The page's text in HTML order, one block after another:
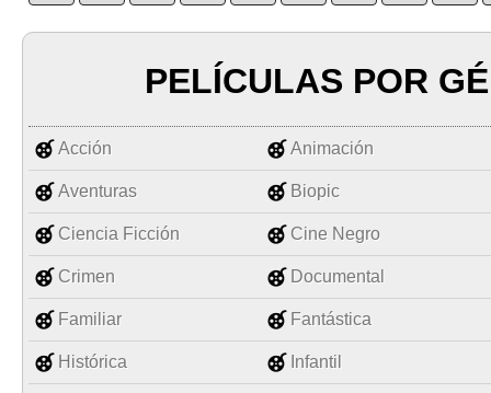
PELÍCULAS POR
Acción Animación
Aventuras Biopic
Ciencia Ficción Cine Negro
Crimen Documental
Familiar Fantástica
Histórica Infantil